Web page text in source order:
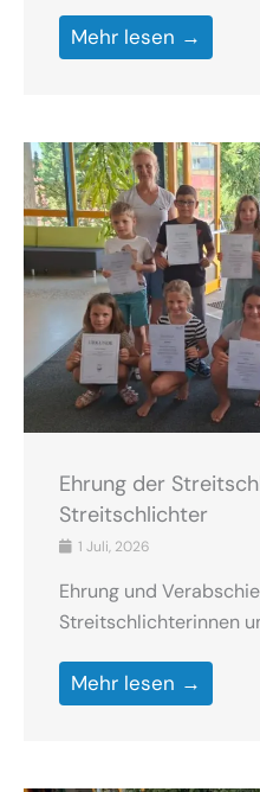
Mehr lesen →
Ehrung der
Streitschlichter
1 Juli, 2026
Ehrung und
Streitschlichterinnen
Mehr lesen →